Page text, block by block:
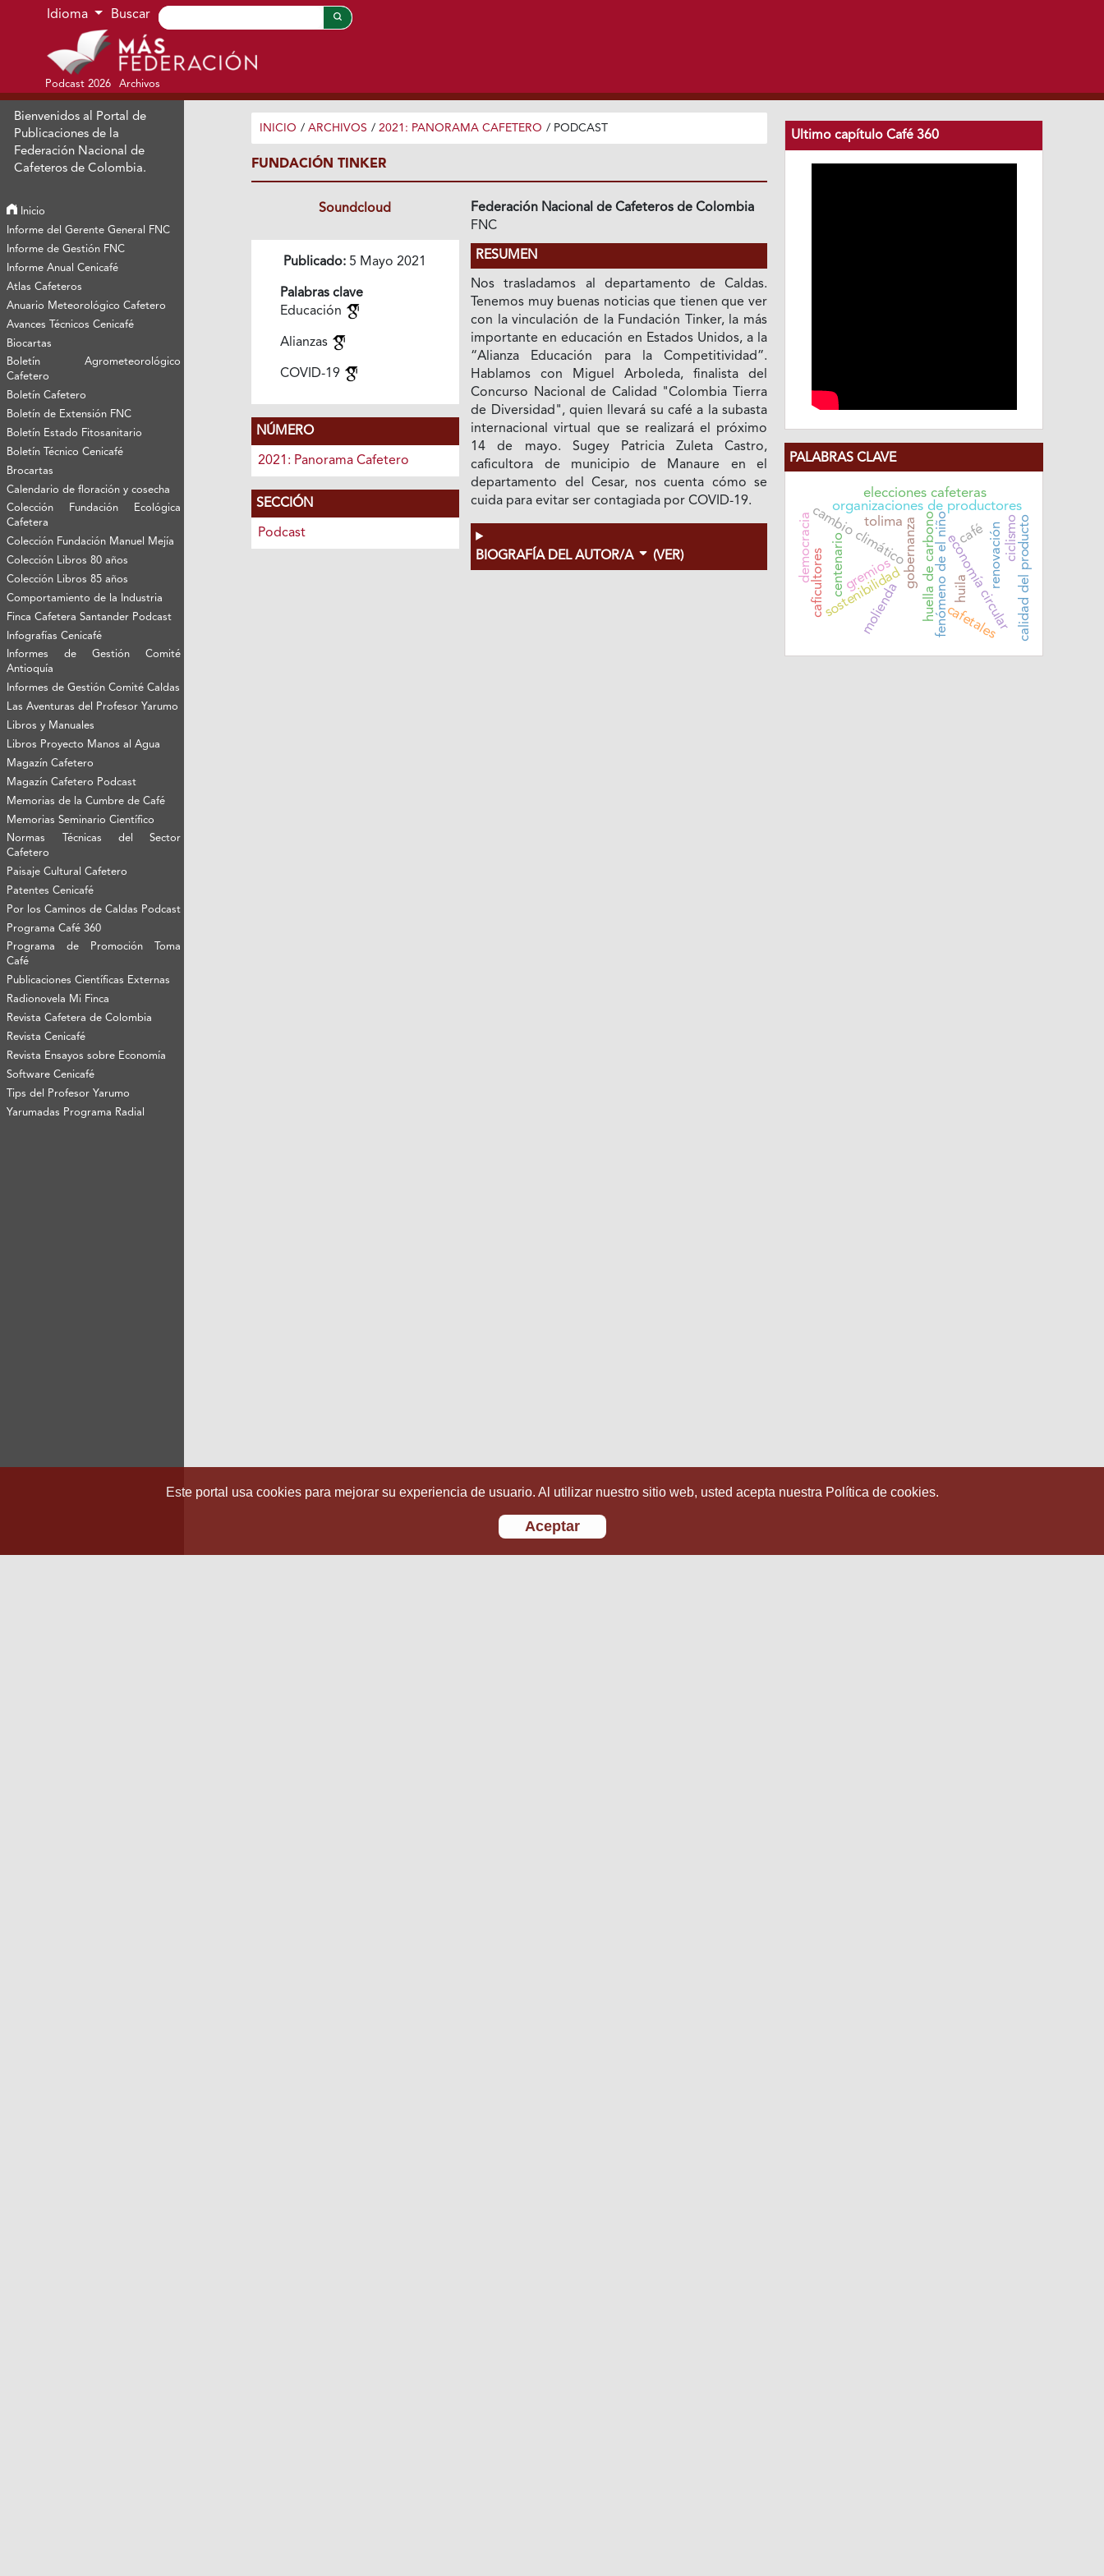
Ir al menú de navegación principal
Ir al contenido principal
Ir al pie de página del sitio
Idioma Buscar
Podcast 2026 Archivos
Bienvenidos al Portal de
Publicaciones de la
Federación Nacional de
Cafeteros de Colombia.
Inicio
Informe del Gerente General FNC
Informe de Gestión FNC
Informe Anual Cenicafé
Atlas Cafeteros
Anuario Meteorológico Cafetero
Avances Técnicos Cenicafé
Biocartas
Boletín Agrometeorológico
Cafetero
Boletín Cafetero
Boletín de Extensión FNC
Boletín Estado Fitosanitario
Boletín Técnico Cenicafé
Brocartas
Calendario de floración y cosecha
Colección Fundación Ecológica
Cafetera
Colección Fundación Manuel Mejía
Colección Libros 80 años
Colección Libros 85 años
Comportamiento de la Industria
Finca Cafetera Santander Podcast
Infografías Cenicafé
Informes de Gestión Comité
Antioquía
Informes de Gestión Comité Caldas
Las Aventuras del Profesor Yarumo
Libros y Manuales
Libros Proyecto Manos al Agua
Magazín Cafetero
Magazín Cafetero Podcast
Memorias de la Cumbre de Café
Memorias Seminario Científico
Normas Técnicas del Sector
Cafetero
Paisaje Cultural Cafetero
Patentes Cenicafé
Por los Caminos de Caldas Podcast
Programa Café 360
Programa de Promoción Toma
Café
Publicaciones Científicas Externas
Radionovela Mi Finca
Revista Cafetera de Colombia
Revista Cenicafé
Revista Ensayos sobre Economía
Software Cenicafé
Tips del Profesor Yarumo
Yarumadas Programa Radial
INICIO / ARCHIVOS / 2021: PANORAMA CAFETERO / PODCAST
FUNDACIÓN TINKER
Soundcloud
Publicado: 5 Mayo 2021
Palabras clave
Educación
Alianzas
COVID-19
NÚMERO
2021: Panorama Cafetero
SECCIÓN
Podcast
Federación Nacional de Cafeteros de Colombia
FNC
RESUMEN
Nos trasladamos al departamento de Caldas.
Tenemos muy buenas noticias que tienen que ver
con la vinculación de la Fundación Tinker, la más
importante en educación en Estados Unidos, a la
“Alianza Educación para la Competitividad”.
Hablamos con Miguel Arboleda, finalista del
Concurso Nacional de Calidad "Colombia Tierra
de Diversidad", quien llevará su café a la subasta
internacional virtual que se realizará el próximo
14 de mayo. Sugey Patricia Zuleta Castro,
caficultora de municipio de Manaure en el
departamento del Cesar, nos cuenta cómo se
cuida para evitar ser contagiada por COVID-19.
BIOGRAFÍA DEL AUTOR/A (VER)
Ultimo capítulo Café 360
PALABRAS CLAVE
café
huella de carbono
sostenibilidad
gobernanza
molienda fenómeno de el niño
cambio climático
organizaciones de productores
elecciones cafeteras
centenario economía circular
huila
cafetales
renovaciónciclismocalidad del producto
caficultores
democracia gremios
tolima
Este portal usa cookies para mejorar su experiencia de usuario. Al utilizar nuestro sitio web, usted acepta nuestra Política de cookies.
Aceptar